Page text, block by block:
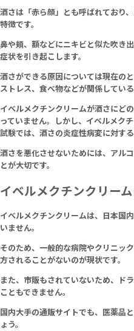
酒さは「赤ら顔」とも呼ばれており
特徴です。
鼻や頬、額などにニキビと似た吹き
症状を引き起こします。
酒さができる原因については現在の
ストレス、食べ物などが関係してい
イベルメクチンクリームが酒さにど
っていません。しかし、イベルメク
試験では、酒さの炎症性病変に対す
酒さを悪化させないためには、アル
とが大切です。
イベルメクチンクリー
イベルメクチンクリームは、日本国
いません。
そのため、一般的な病院やクリニッ
方されることがないのが現状です。
また、市販もされていないため、ド
こともできません。
国内大手の通販サイトでも、医薬品
ょう。